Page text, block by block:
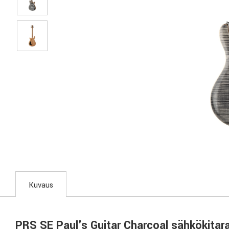
Kuvaus
PRS SE Paul's Guitar Charcoal